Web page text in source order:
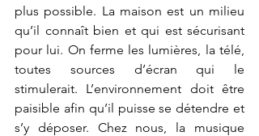
plus possible. La maison est un milieu
qu’il connaît bien et qui est sécurisant
pour lui. On ferme les lumières, la télé,
toutes sources d’écran qui le
stimulerait. L’environnement doit être
paisible afin qu’il puisse se détendre et
s’y déposer. Chez nous, la musique